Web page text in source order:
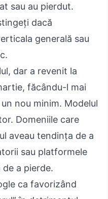
sau au pierdut.
dacă
generală sau
dar a revenit la
făcându-l mai
nou minim. Modelul
Domeniile care
aveau tendința de a
sau platformele
a pierde.
ca favorizând